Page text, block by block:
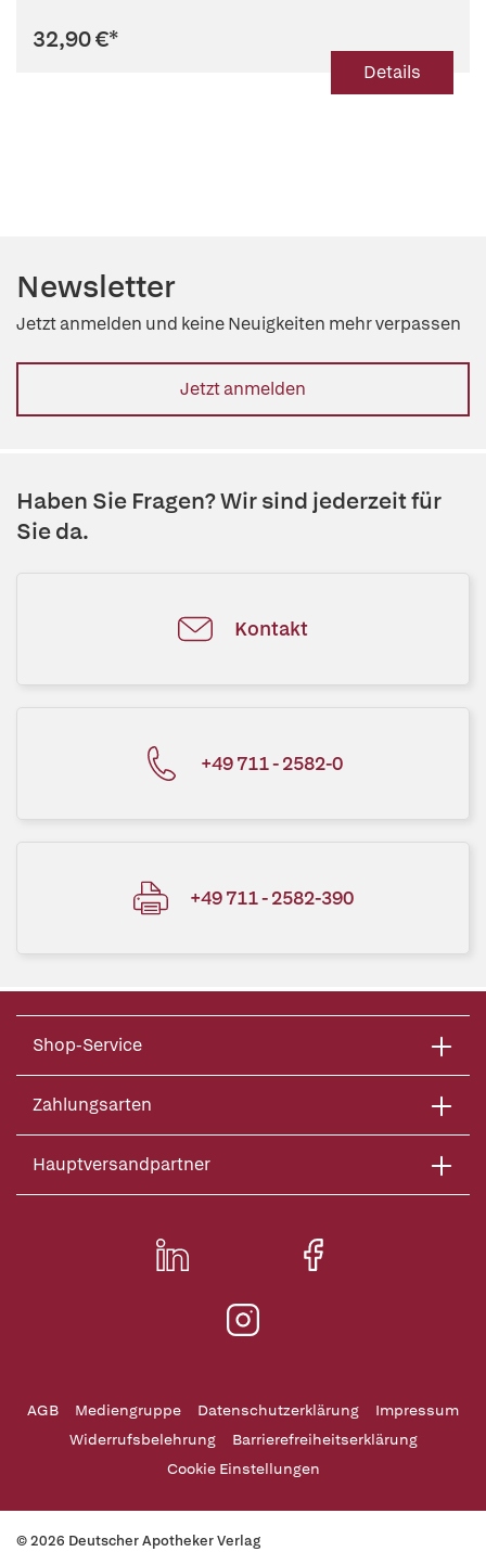
32,90 €*
Details
Newsletter
Jetzt anmelden und keine Neuigkeiten mehr verpassen
Jetzt anmelden
Haben Sie Fragen? Wir sind jederzeit für
Sie da.
Kontakt
+49 711 - 2582-0
+49 711 - 2582-390
Shop-Service
Zahlungsarten
Hauptversandpartner
AGB Mediengruppe Datenschutzerklärung
Impressum
Widerrufsbelehrung
Barrierefreiheitserklärung
Cookie Einstellungen
© 2026 Deutscher Apotheker Verlag